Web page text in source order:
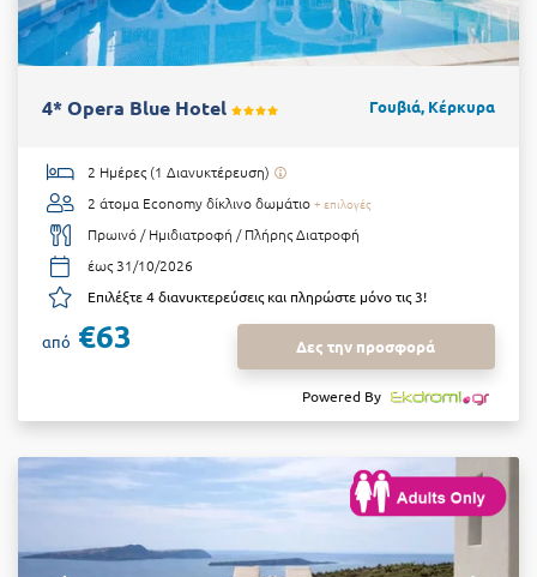
4* Opera Blue Hotel Γουβιά, Κέρκυρα
2 Ημέρες (1 Διανυκτέρευση)
2 άτομα Economy δίκλινο δωμάτιο + επιλογές
Πρωινό / Ημιδιατροφή / Πλήρης Διατροφή
έως 31/10/2026
Επιλέξτε 4 διανυκτερεύσεις και πληρώστε μόνο τις 3!
από €63 Δες την προσφορά
Powered By